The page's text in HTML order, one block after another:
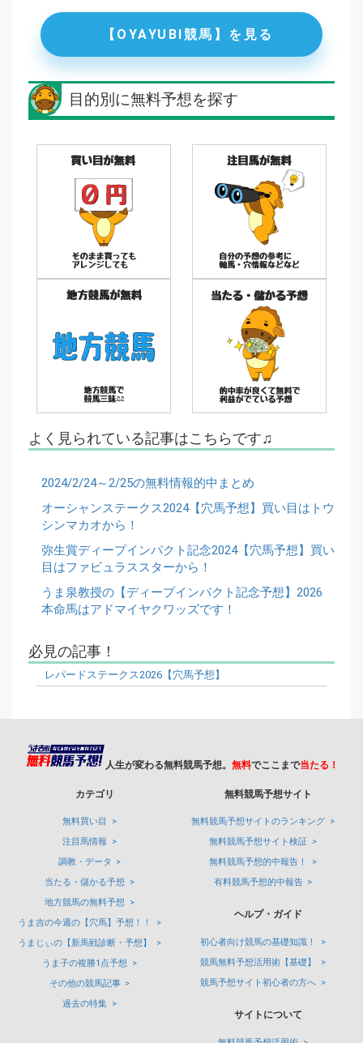
【OYAYUBI競馬】を見る
目的別に無料予想を探す
よく見られている記事はこちらです♫
2024/2/24～2/25の無料情報的中まとめ
オーシャンステークス2024【穴馬予想】買い目はトウ
シンマカオから！
弥生賞ディープインパクト記念2024【穴馬予想】買い
目はファビュラススターから！
うま泉教授の【ディープインパクト記念予想】2026
本命馬はアドマイヤクワッズです！
必見の記事！
レパードステークス2026【穴馬予想】
人生が変わる無料競馬予想。 無料でここまで当たる！
カテゴリ
無料買い目
注目馬情報
調教・データ
当たる・儲かる予想
地方競馬の無料予想
うま吉の今週の【穴馬】予想！！
うまじぃの【新馬戦診断・予想】
うま子の複勝1点予想
その他の競馬記事
過去の特集
無料競馬予想サイト
無料競馬予想サイトのランキング
無料競馬予想サイト検証
無料競馬予想的中報告！
有料競馬予想的中報告
ヘルプ・ガイド
初心者向け競馬の基礎知識！
競馬無料予想活用術【基礎】
競馬予想サイト初心者の方へ
サイトについて